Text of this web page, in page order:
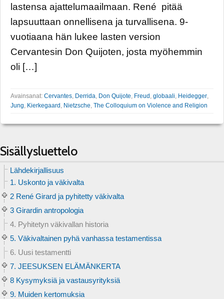
lastensa ajattelumaailmaan. René pitää
lapsuuttaan onnellisena ja turvallisena. 9-
vuotiaana hän lukee lasten version
Cervantesin Don Quijoten, josta myöhemmin
oli […]
Avainsanat: Cervantes, Derrida, Don Quijote, Freud , globaali, Heidegger,
Jung, Kierkegaard , Nietzsche, The Colloquium on Violence and Religion
Sisällysluettelo
Lähdekirjallisuus
1. Uskonto ja väkivalta
2 René Girard ja pyhitetty väkivalta
3 Girardin antropologia
4. Pyhitetyn väkivallan historia
5. Väkivaltainen pyhä vanhassa testamentissa
6. Uusi testamentti
7. JEESUKSEN ELÄMÄNKERTA
8 Kysymyksiä ja vastausyrityksiä
9. Muiden kertomuksia